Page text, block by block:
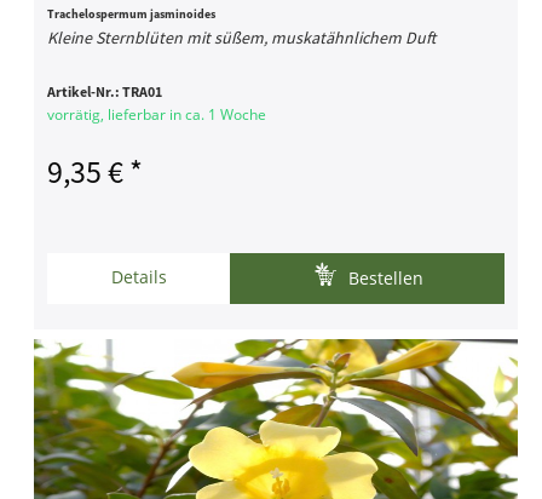
Trachelospermum jasminoides
Kleine Sternblüten mit süßem, muskatähnlichem Duft
Artikel-Nr.:TRA01
vorrätig, lieferbar in ca. 1 Woche
9,35 € *
Details Bestellen